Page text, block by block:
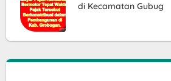
di Kecamatan Gubug